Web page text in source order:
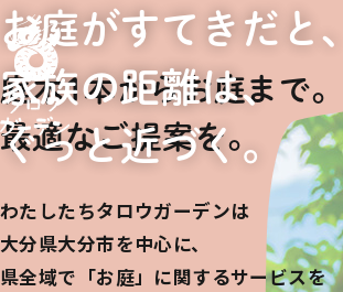
お庭がすてきだと、
家族の距離は、
ぐっと近づく。
庭木1本からお庭まで。
最適なご提案を。
わたしたちタロウガーデンは
大分県大分市を中心に、
県全域で「お庭」に関するサービスを